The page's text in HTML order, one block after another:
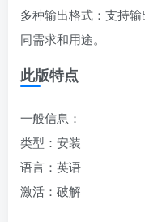
多种输出格式：支持
同需求和用途。
此版特点
一般信息：
类型：安装
语言：英语
激活：破解